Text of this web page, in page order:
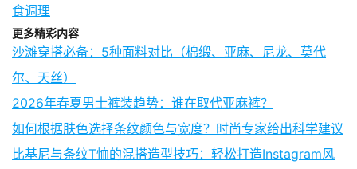
食调理
更多精彩内容
沙滩穿搭必备：5种面料对比（棉缎、亚麻、尼龙、莫代
尔、天丝）
2026年春夏男士裤装趋势：谁在取代亚麻裤？
如何根据肤色选择条纹颜色与宽度？时尚专家给出科学建议
比基尼与条纹T恤的混搭造型技巧：轻松打造Instagram风